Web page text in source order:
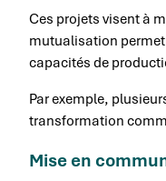
Ces projets visent à
mutualisation permet
capacités de
Par exemple,
transformation
Mise en